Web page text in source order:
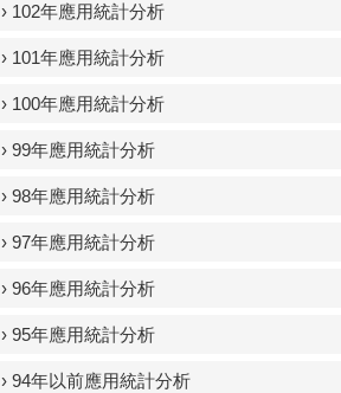
› 102年應用統計分析
› 101年應用統計分析
› 100年應用統計分析
› 99年應用統計分析
› 98年應用統計分析
› 97年應用統計分析
› 96年應用統計分析
› 95年應用統計分析
› 94年以前應用統計分析